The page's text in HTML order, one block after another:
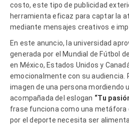
costo, este tipo de publicidad
herramienta eficaz para captar la
mediante mensajes creativos e
En este anuncio, la universidad
generada por el Mundial de Fútbol
en México, Estados Unidos y
emocionalmente con su audiencia.
imagen de una persona mordiendo
acompañada del eslogan “Tu
frase funciona como una metáfora
por el deporte necesita ser